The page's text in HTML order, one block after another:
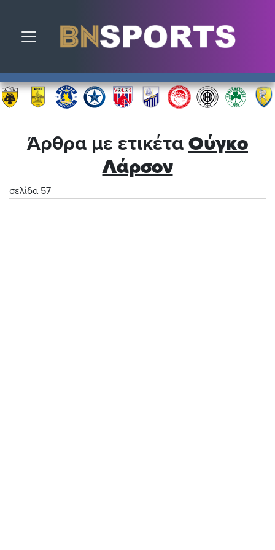
Toggle navigation
Άρθρα με ετικέτα Ούγκο
Λάρσον
σελίδα 57